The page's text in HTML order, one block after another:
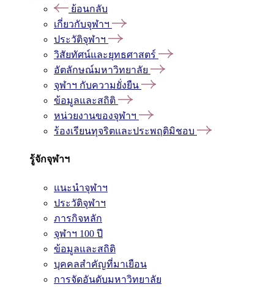
ย้อนกลับ
เกี่ยวกับจุฬาฯ
ประวัติจุฬาฯ
วิสัยทัศน์และยุทธศาสตร์
อัตลักษณ์มหาวิทยาลัย
จุฬาฯ กับความยั่งยืน
ข้อมูลและสถิติ
หน่วยงานของจุฬาฯ
ร้องเรียนทุจริตและประพฤติมิชอบ
รู้จักจุฬาฯ
แนะนำจุฬาฯ
ประวัติจุฬาฯ
ภารกิจหลัก
จุฬาฯ 100 ปี
ข้อมูลและสถิติ
บุคคลสำคัญที่มาเยือน
การจัดอันดับมหาวิทยาลัย